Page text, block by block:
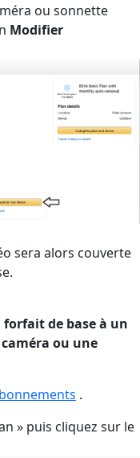
ou sonnette
Modifier
sera alors couverte
forfait de base à un
ou une
.
» puis cliquez sur le